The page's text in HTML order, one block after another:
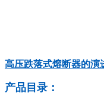
高压跌落式熔断器的演
产品目录：